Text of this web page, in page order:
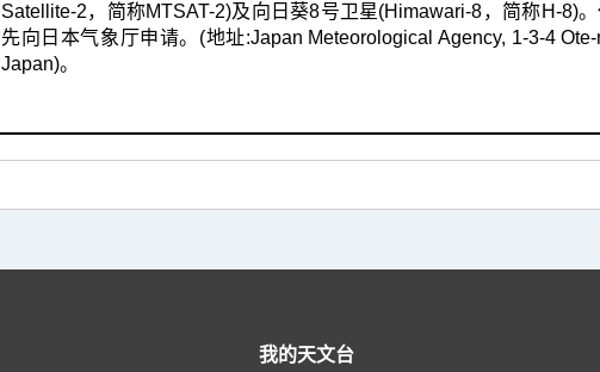
Satellite-2，简称MTSAT-2)及向日葵8号卫星(Himawari-8，简称H-8)
先向日本气象厅申请。(地址:Japan Meteorological Agency, 1-3-4
Japan)。
我的天文台